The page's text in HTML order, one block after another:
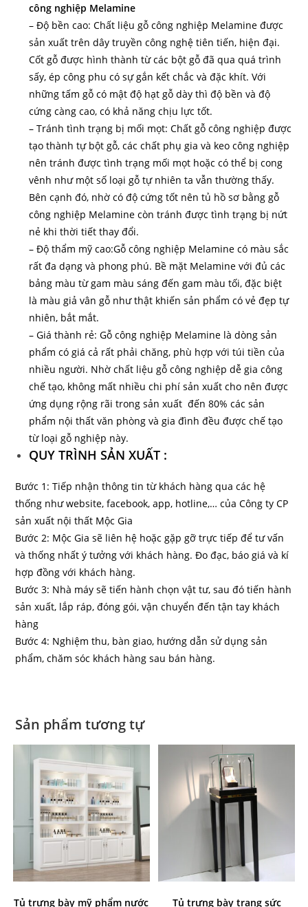
công nghiệp Melamine
– Độ bền cao: Chất liệu gỗ công nghiệp Melamine được
sản xuất trên dây truyền công nghệ tiên tiến, hiện đại.
Cốt gỗ được hình thành từ các bột gỗ đã qua quá trình
sấy, ép công phu có sự gắn kết chắc và đặc khít. Với
những tấm gỗ có mật độ hạt gỗ dày thì độ bền và độ
cứng càng cao, có khả năng chịu lực tốt.
– Tránh tình trạng bị mối mọt: Chất gỗ công nghiệp được
tạo thành tự bột gỗ, các chất phụ gia và keo công nghiệp
nên tránh được tình trạng mối mọt hoặc có thể bị cong
vênh như một số loại gỗ tự nhiên ta vẫn thường thấy.
Bên cạnh đó, nhờ có độ cứng tốt nên tủ hồ sơ bằng gỗ
công nghiệp Melamine còn tránh được tình trạng bị nứt
nẻ khi thời tiết thay đổi.
– Độ thẩm mỹ cao:Gỗ công nghiệp Melamine có màu sắc
rất đa dạng và phong phú. Bề mặt Melamine với đủ các
bảng màu từ gam màu sáng đến gam màu tối, đặc biệt
là màu giả vân gỗ như thật khiến sản phẩm có vẻ đẹp tự
nhiên, bắt mắt.
– Giá thành rẻ: Gỗ công nghiệp Melamine là dòng sản
phẩm có giá cả rất phải chăng, phù hợp với túi tiền của
nhiều người. Nhờ chất liệu gỗ công nghiệp dễ gia công
chế tạo, không mất nhiều chi phí sản xuất cho nên được
ứng dụng rộng rãi trong sản xuất đến 80% các sản
phẩm nội thất văn phòng và gia đình đều được chế tạo
từ loại gỗ nghiệp này.
QUY TRÌNH SẢN XUẤT :
Bước 1: Tiếp nhận thông tin từ khách hàng qua các hệ
thống như website, facebook, app, hotline,… của Công ty CP
sản xuất nội thất Mộc Gia
Bước 2: Mộc Gia sẽ liên hệ hoặc gặp gỡ trực tiếp để tư vấn
và thống nhất ý tưởng với khách hàng. Đo đạc, báo giá và kí
hợp đồng với khách hàng.
Bước 3: Nhà máy sẽ tiến hành chọn vật tư, sau đó tiến hành
sản xuất, lắp ráp, đóng gói, vận chuyển đến tận tay khách
hàng
Bước 4: Nghiệm thu, bàn giao, hướng dẫn sử dụng sản
phẩm, chăm sóc khách hàng sau bán hàng.
Sản phẩm tương tự
Tủ trưng bày mỹ phẩm nước Tủ trưng bày trang sức